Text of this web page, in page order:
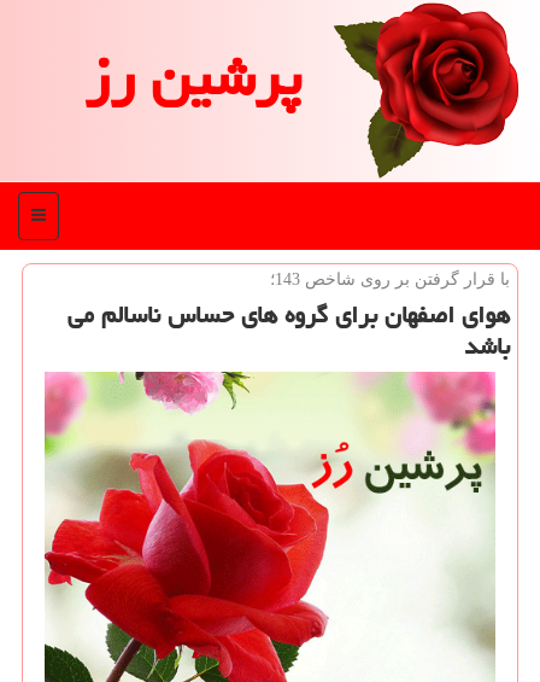
پرشین رز
منو
با قرار گرفتن بر روی شاخص 143؛
هوای اصفهان برای گروه های حساس ناسالم می
باشد